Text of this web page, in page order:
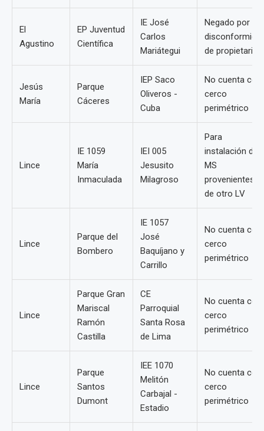
El
Agustino
EP Juventud
Científica
IE José
Carlos
Mariátegui
Negado por
de propietarios
Jesús
María
Parque
Cáceres
IEP Saco
Oliveros -
Cuba
No cuenta con
cerco
perimétrico
Lince
IE 1059
María
Inmaculada
IEI 005
Jesusito
Milagroso
Para
instalación de
MS
provenientes
de otro LV
Lince
Parque del
Bombero
IE 1057
José
Baquíjano y
Carrillo
No cuenta con
cerco
perimétrico
Lince
Parque Gran
Mariscal
Ramón
Castilla
CE
Parroquial
Santa Rosa
de Lima
No cuenta con
cerco
perimétrico
Lince
Parque
Santos
Dumont
IEE 1070
Melitón
Carbajal -
Estadio
No cuenta con
cerco
perimétrico